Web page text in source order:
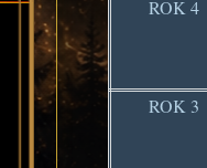
ROK 4
ROK 3